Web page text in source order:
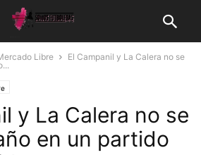
Libre
El Campanil y La Calera no se
y La Calera no se
en un partido